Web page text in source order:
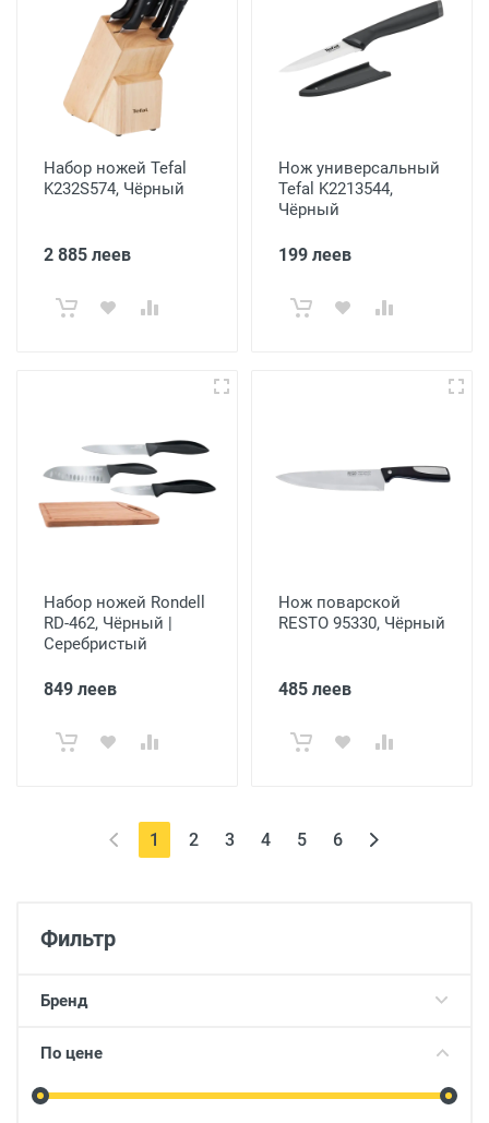
Фильтр
Бренд
По цене
Набор ножей Tefal
K232S574, Чёрный
2 885 леев
Нож универсальный
Tefal K2213544,
Чёрный
199 леев
Набор ножей Rondell
RD-462, Чёрный |
Серебристый
849 леев
Нож поварской
RESTO 95330, Чёрный
485 леев
1 (current)
2 3 4 5 6